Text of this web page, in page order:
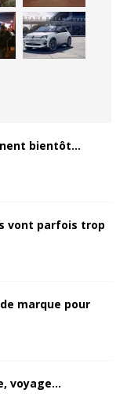
bientôt…
vont parfois trop
marque pour
voyage…